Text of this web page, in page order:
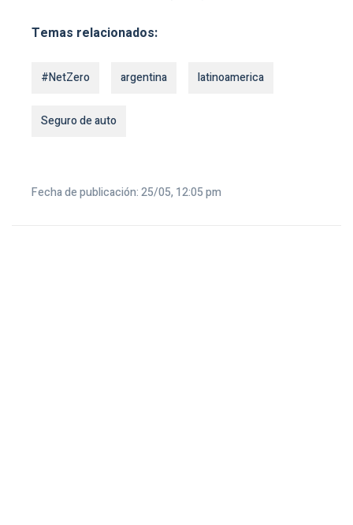
Temas relacionados:
#NetZero argentina latinoamerica
Seguro de auto
Fecha de publicación: 25/05, 12:05 pm